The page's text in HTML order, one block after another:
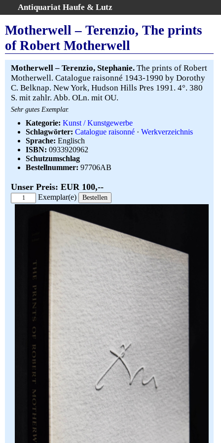
Antiquariat Haufe & Lutz
Home
Gesamtbestand
Erweiterte Suche
Kategorien
Schlagwörter
Warenkorb
Widerruf
Über uns
Aktuelle Kataloge
Kontakt
Ankauf
Links
Motherwell – Terenzio, The prints
of Robert Motherwell
Motherwell – Terenzio, Stephanie. The prints of Robert
Motherwell. Catalogue raisonné 1943-1990 by Dorothy
C. Belknap. New York, Hudson Hills Pres 1991. 4°. 380
S. mit zahlr. Abb. OLn. mit OU.
Sehr gutes Exemplar.
Kategorie: Kunst / Kunstgewerbe
Schlagwörter: Catalogue raisonné · Werkverzeichnis
Sprache: Englisch
ISBN: 0933920962
Schutzumschlag
Bestellnummer: 97706AB
Unser Preis: EUR 100,--
Exemplar(e)